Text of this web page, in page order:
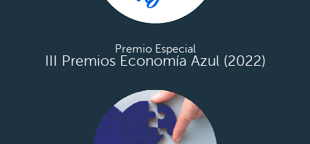
Premio Especial
III Premios Economía Azul (2022)